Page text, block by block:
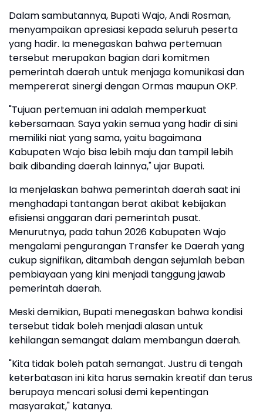
Dalam sambutannya, Bupati Wajo, Andi Rosman,
menyampaikan apresiasi kepada seluruh peserta
yang hadir. Ia menegaskan bahwa pertemuan
tersebut merupakan bagian dari komitmen
pemerintah daerah untuk menjaga komunikasi dan
mempererat sinergi dengan Ormas maupun OKP.
"Tujuan pertemuan ini adalah memperkuat
kebersamaan. Saya yakin semua yang hadir di sini
memiliki niat yang sama, yaitu bagaimana
Kabupaten Wajo bisa lebih maju dan tampil lebih
baik dibanding daerah lainnya," ujar Bupati.
Ia menjelaskan bahwa pemerintah daerah saat ini
menghadapi tantangan berat akibat kebijakan
efisiensi anggaran dari pemerintah pusat.
Menurutnya, pada tahun 2026 Kabupaten Wajo
mengalami pengurangan Transfer ke Daerah yang
cukup signifikan, ditambah dengan sejumlah beban
pembiayaan yang kini menjadi tanggung jawab
pemerintah daerah.
Meski demikian, Bupati menegaskan bahwa kondisi
tersebut tidak boleh menjadi alasan untuk
kehilangan semangat dalam membangun daerah.
"Kita tidak boleh patah semangat. Justru di tengah
keterbatasan ini kita harus semakin kreatif dan terus
berupaya mencari solusi demi kepentingan
masyarakat," katanya.